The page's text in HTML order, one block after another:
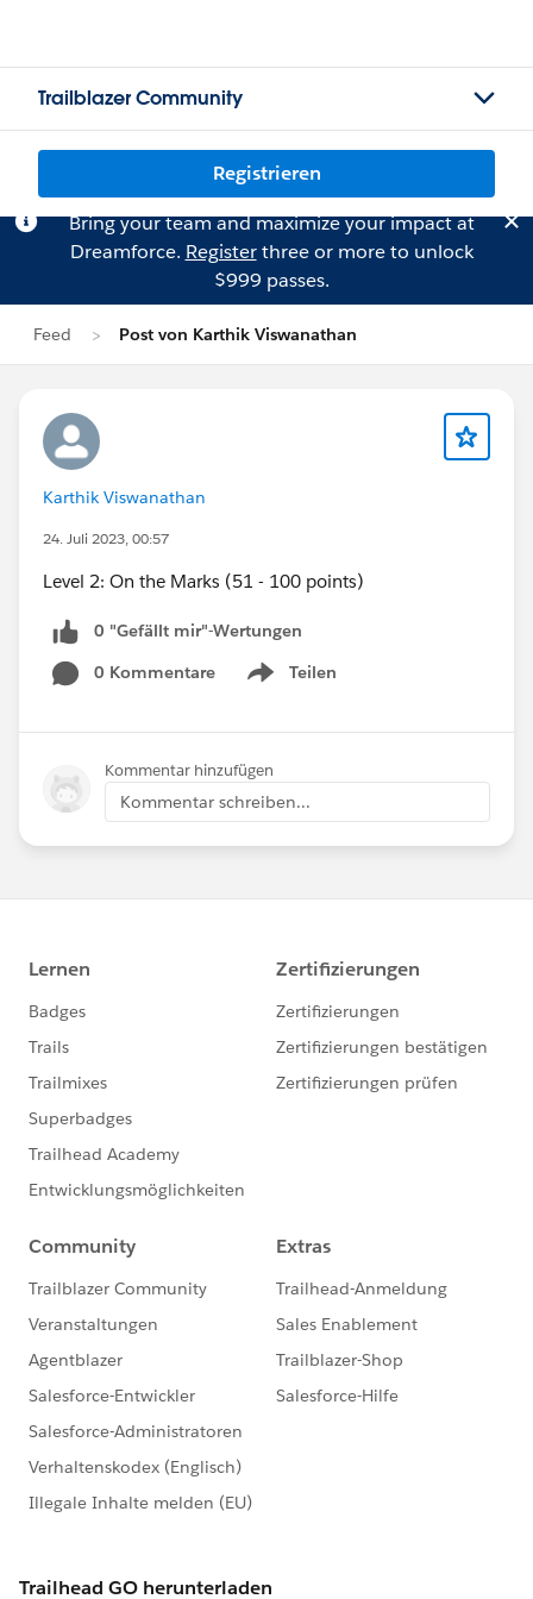
Trailblazer Community
Registrieren
Bring your team and maximize your impact at
Dreamforce. Registerthree or more to unlock
$999 passes.
Feed Post von Karthik Viswanathan
Karthik Viswanathan
24. Juli 2023, 00:57
Level 2: On the Marks (51 - 100 points)
0 "Gefällt mir"-Wertungen
0 Kommentare
Teilen
Show menu
Kommentar hinzufügen
Kommentar schreiben...